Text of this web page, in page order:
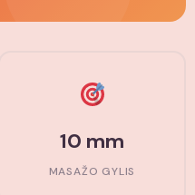
10 mm
MASAŽO GYLIS